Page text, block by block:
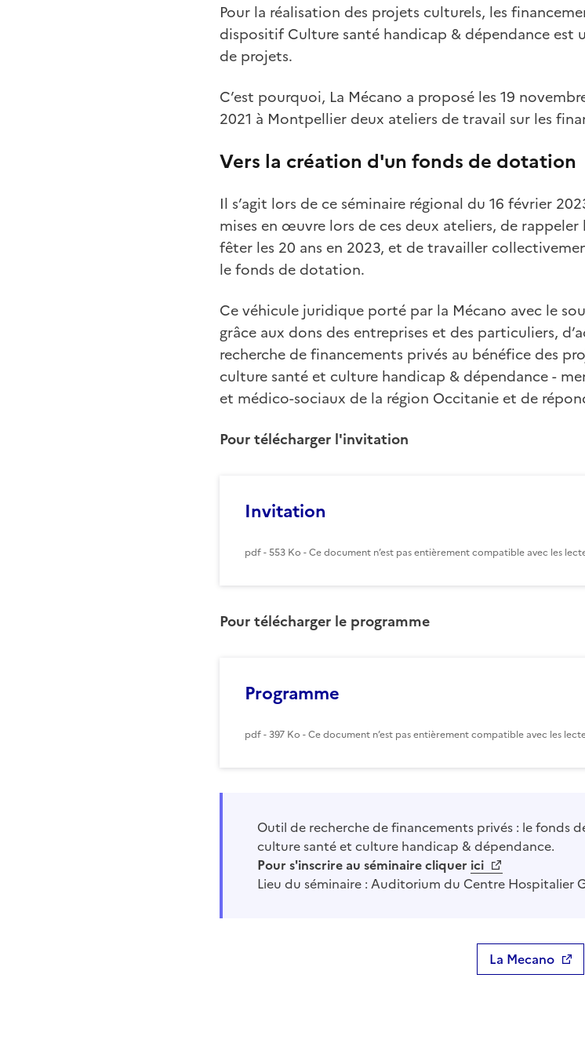
Pour la réalisation des projets culturels, les
dispositif Culture santé handicap & dépendance est
de projets.
C’est pourquoi, La Mécano a proposé les 19
2021 à Montpellier deux ateliers de travail sur les
Vers la création d'un fonds de dotation
Il s’agit lors de ce séminaire régional du 16 février
mises en œuvre lors de ces deux ateliers, de
fêter les 20 ans en 2023, et de travailler
le fonds de dotation.
Ce véhicule juridique porté par la Mécano avec le
grâce aux dons des entreprises et des particuliers,
recherche de financements privés au bénéfice des
culture santé et culture handicap & dépendance -
et médico-sociaux de la région Occitanie et de
Pour télécharger l'invitation
Invitation
pdf - 553 Ko - Ce document n’est pas entièrement compatible avec les
Pour télécharger le programme
Programme
pdf - 397 Ko - Ce document n’est pas entièrement compatible avec les
Outil de recherche de financements privés : le fonds
culture santé et culture handicap & dépendance.
Pour s'inscrire au séminaire cliquer ici
Lieu du séminaire : Auditorium du Centre Hospitalier
La Mecano